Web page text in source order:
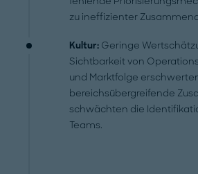
zu ineffizienter
Kultur: Geringe
Sichtbarkeit von
und Marktfolge
bereichsübergreifende
schwächten die
Teams.